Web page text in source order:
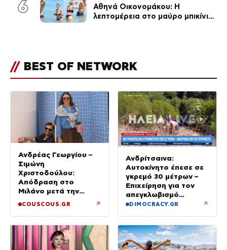
6
Αθηνά Οικονομάκου: Η
λεπτομέρεια στο μαύρο μπικίνι
// BEST OF NETWORK
Ανδρέας Γεωργίου –
Σιμώνη
Χριστοδούλου:
Απόδραση στο
Μιλάνο μετά την
COUSCOUS.GR ↗
Ανδρίτσαινα:
Αυτοκίνητο έπεσε σε
γκρεμό 30 μέτρων –
Επιχείρηση για τον
απεγκλωβισμό
32χρονης
DIMOCRACY.GR ↗